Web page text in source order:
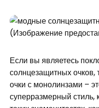
(Изображение
Если вы являетесь
солнцезащитных
очки с монолинзами –
суперразмерный стиль,